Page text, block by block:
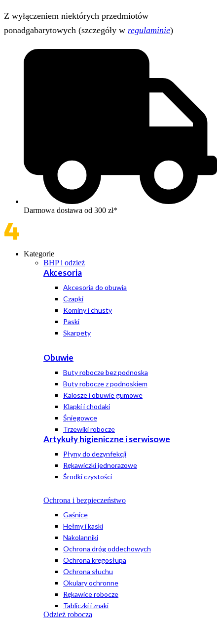
Z wyłączeniem niektórych przedmiotów
ponadgabarytowych (szczegóły w regulaminie)
Darmowa dostawa od 300 zł*
Kategorie
BHP i odzież
Akcesoria
Akcesoria do obuwia
Czapki
Kominy i chusty
Paski
Skarpety
Obuwie
Buty robocze bez podnoska
Buty robocze z podnoskiem
Kalosze i obuwie gumowe
Klapki i chodaki
Śniegowce
Trzewiki robocze
Artykuły higieniczne i serwisowe
Płyny do dezynfekcji
Rękawiczki jednorazowe
Środki czystości
Ochrona i bezpieczeństwo
Gaśnice
Hełmy i kaski
Nakolanniki
Ochrona dróg oddechowych
Ochrona kręgosłupa
Ochrona słuchu
Okulary ochronne
Rękawice robocze
Tabliczki i znaki
Odzież robocza